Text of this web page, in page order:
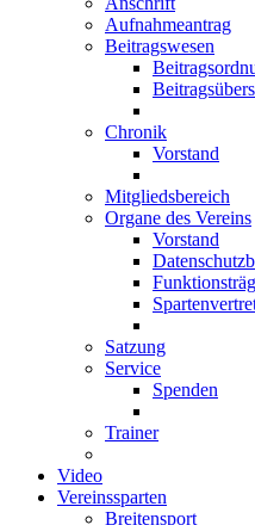
Aufnahmeantrag
Beitragswesen
Chronik
Vorstand
Mitgliedsbereich
Organe des Vereins
Vorstand
Satzung
Service
Spenden
Trainer
Video
Vereinssparten
Breitensport